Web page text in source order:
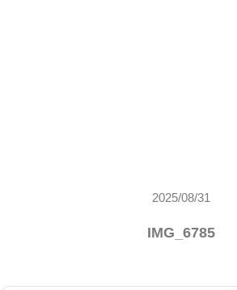
2025/08/31
IMG_6785